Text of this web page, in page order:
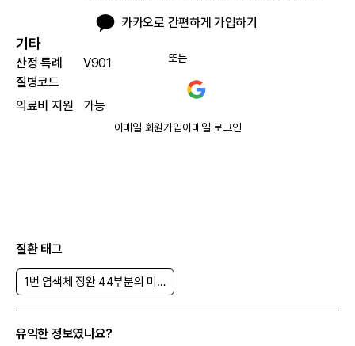
기타
산정 특례
질병코드
V901
의료비 지원 가능
카카오로 간편하게 가입하기
또는
이메일 회원가입이메일 로그인
질환 태그
1번 염색체 장완 44부분의 미세결손 증후군
유익한 정보였나요?